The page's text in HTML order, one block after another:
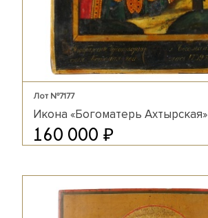
Лот №7177
Икона «Богоматерь Ахтырская»
160 000 ₽